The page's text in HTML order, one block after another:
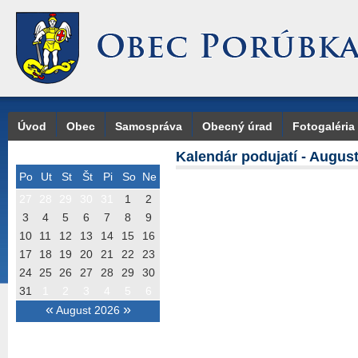
Úvod Obec Samospráva Obecný úrad Fotogaléria
Po Ut St Št Pi So Ne
« August 2026 »
1
2
3
4 5 6 7 8
9
10
11 12 13 14 15
16
17
18 19 20 21 22
23
24
25 26 27 28 29
30
31
Kalendár podujatí -